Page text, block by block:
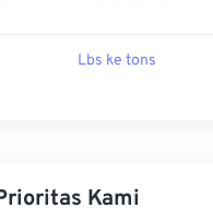
Lbs ke tons
Kami